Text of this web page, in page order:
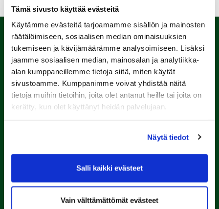
Tämä sivusto käyttää evästeitä
Käytämme evästeitä tarjoamamme sisällön ja mainosten
räätälöimiseen, sosiaalisen median ominaisuuksien
tukemiseen ja kävijämäärämme analysoimiseen. Lisäksi
jaamme sosiaalisen median, mainosalan ja analytiikka-
alan kumppaneillemme tietoja siitä, miten käytät
sivustoamme. Kumppanimme voivat yhdistää näitä
tietoja muihin tietoihin, joita olet antanut heille tai joita on
kerätty, kun olet käyttänyt heidän palvelujaan.
Näytä tiedot
Salli kaikki evästeet
Vain välttämättömät evästeet
Toimistotoimisto@kalafornia.com